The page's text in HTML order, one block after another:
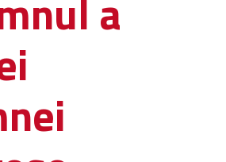
Administrativă
monumente
Diaconii
a